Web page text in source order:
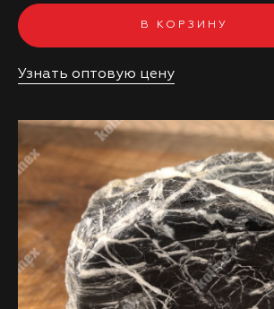
В КОРЗИНУ
Узнать оптовую цену